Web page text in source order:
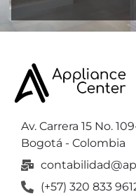
Av. Carrera 15 No.
Bogotá - Colombia
(+57) 320 833